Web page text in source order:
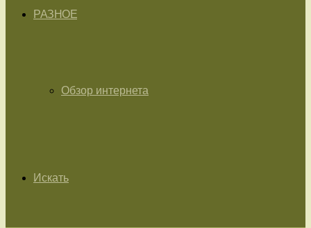
РАЗНОЕ
Обзор интернета
Искать